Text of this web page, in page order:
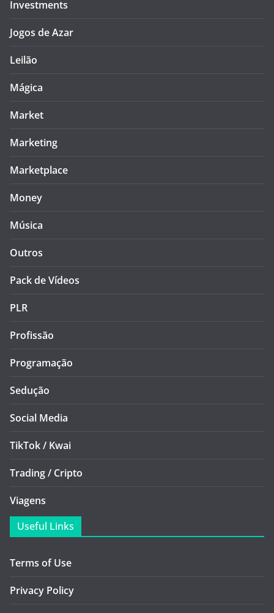
Investments
Jogos de Azar
Leilão
Mágica
Market
Marketing
Marketplace
Money
Música
Outros
Pack de Vídeos
PLR
Profissão
Programação
Sedução
Social Media
TikTok / Kwai
Trading / Cripto
Viagens
Useful Links
Terms of Use
Privacy Policy